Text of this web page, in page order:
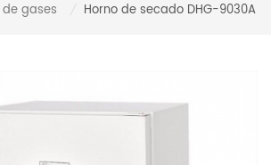
gases Horno de secado DHG-9030A